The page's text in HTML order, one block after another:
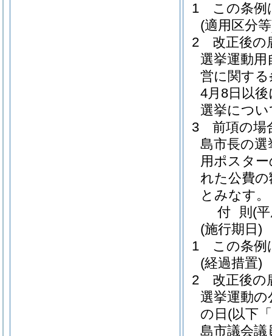
1
この条例
(適用区分
2
改正後の
選挙運動
営に関する
4月8日以
選挙につ
3
前項の場
島市長の
用ポスタ
れた公費
とみなす。
付 則 (
(施行期日)
1
この条例
(経過措置)
2
改正後の
選挙運動
の日 (以下
島市議会